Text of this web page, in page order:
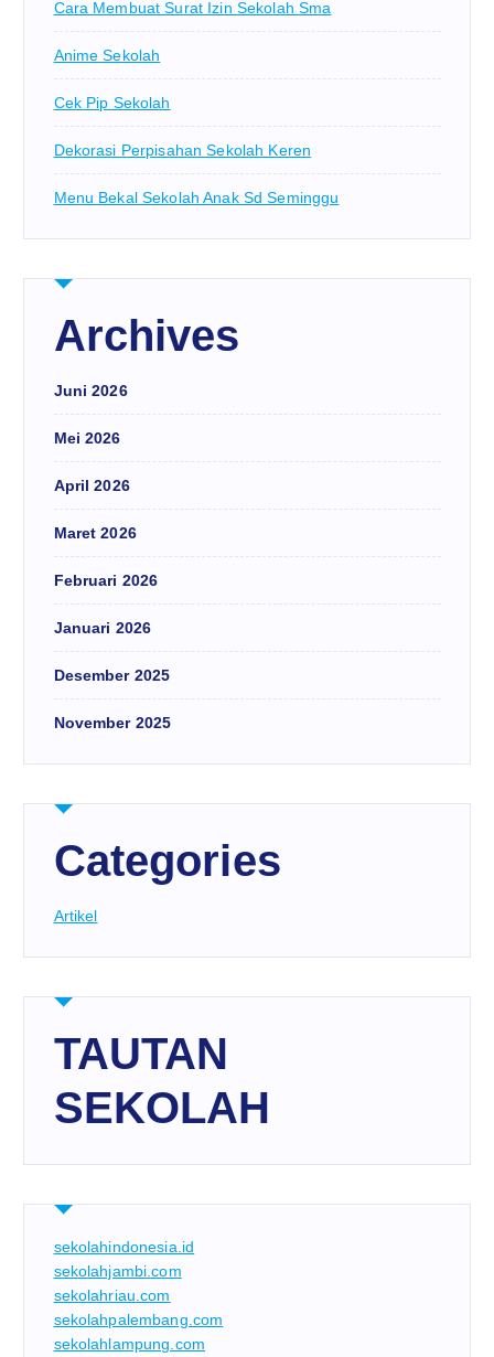
Cara Membuat Surat Izin Sekolah Sma
Anime Sekolah
Cek Pip Sekolah
Dekorasi Perpisahan Sekolah Keren
Menu Bekal Sekolah Anak Sd Seminggu
Archives
Juni 2026
Mei 2026
April 2026
Maret 2026
Februari 2026
Januari 2026
Desember 2025
November 2025
Categories
Artikel
TAUTAN
SEKOLAH
sekolahindonesia.id
sekolahjambi.com
sekolahriau.com
sekolahpalembang.com
sekolahlampung.com